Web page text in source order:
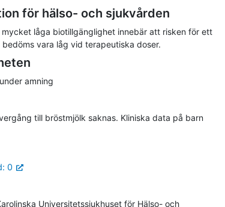
för hälso- och sjukvården
låga biotillgänglighet innebär att risken för ett
vara låg vid terapeutiska doser.
amning
till bröstmjölk saknas. Kliniska data på barn
0
Universitetssjukhuset för Hälso- och